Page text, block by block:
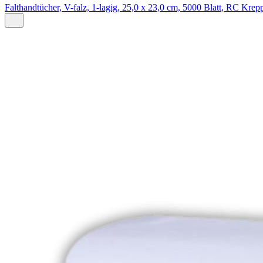
Falthandtücher, V-falz, 1-lagig, 25,0 x 23,0 cm, 5000 Blatt, RC